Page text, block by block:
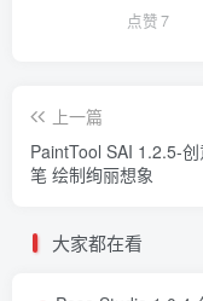
点赞7
上一篇
PaintTool SAI 1.2.5-创
笔 绘制绚丽想象
大家都在看